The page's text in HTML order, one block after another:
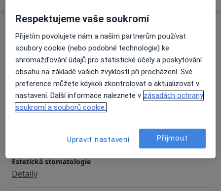
Preventivní prohlídky
Dentální hygiena
Bělení zubů
Zhotovení panoramatických snímků
Endodoncie - ošetření kořenových kanálků
Estetická stomatologie
Stomatochirurgie
Služby a ceník služeb
Bělení zubů
Detaily
Dentální hygiena
Detaily
Estetická stomatologie
Detaily
Respektujeme vaše soukromí
Přijetím povolujete nám a našim partnerům používat
soubory cookie (nebo podobné technologie) ke
shromažďování údajů pro statistické účely a poskytování
obsahu na základě vašich zvyklostí při procházení. Své
preference můžete kdykoli zkontrolovat a aktualizovat v
nastavení. Další informace naleznete v zásadách ochrany
soukromí a souborů cookie.
Upravit nastavení Přijmout